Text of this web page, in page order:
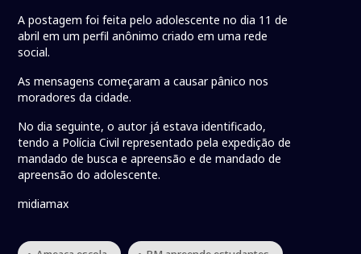
A postagem foi feita pelo adolescente no dia 11 de
abril em um perfil anônimo criado em uma rede
social.
As mensagens começaram a causar pânico nos
moradores da cidade.
No dia seguinte, o autor já estava identificado,
tendo a Polícia Civil representado pela expedição de
mandado de busca e apreensão e de mandado de
apreensão do adolescente.
midiamax